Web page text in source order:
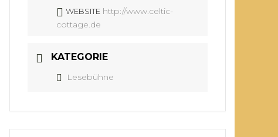
WEBSITE http://www.celtic-
cottage.de
KATEGORIE
Lesebühne